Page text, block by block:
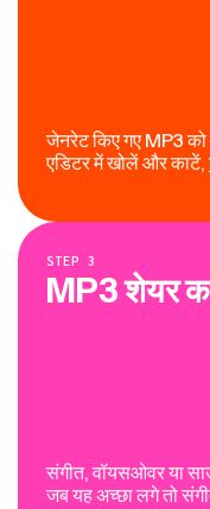
जेनरेट किए गए MP3
एडिटर में खोलें और काटें,
STEP 3
MP3 शेयर
संगीत, वॉयसओवर या
जब यह अच्छा लगे तो